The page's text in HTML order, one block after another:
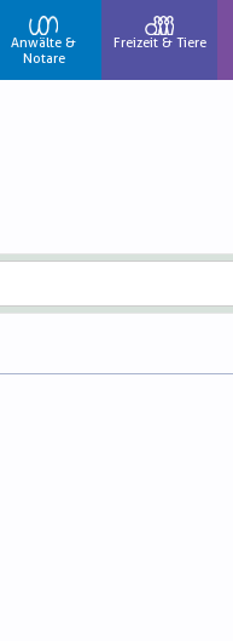
Anwälte &
Notare
Freizeit & Tiere